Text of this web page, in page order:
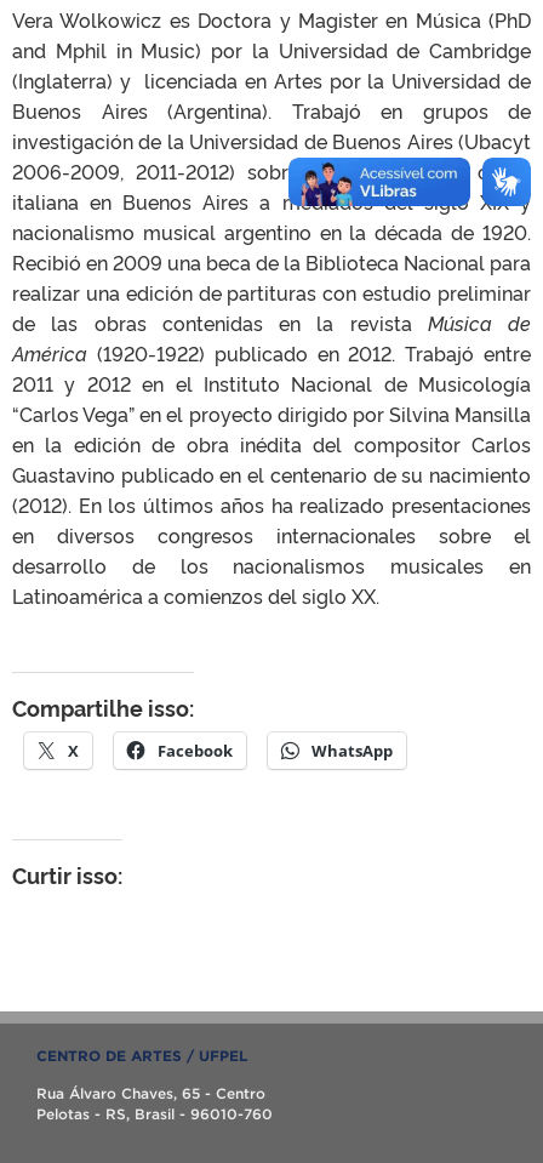
Vera Wolkowicz es Doctora y Magister en Música (PhD
and Mphil in Music) por la Universidad de Cambridge
(Inglaterra) y licenciada en Artes por la Universidad de
Buenos Aires (Argentina). Trabajó en grupos de
investigación de la Universidad de Buenos Aires (Ubacyt
2006-2009, 2011-2012) sobre recepción de la ópera
italiana en Buenos Aires a mediados del siglo XIX y
nacionalismo musical argentino en la década de 1920.
Recibió en 2009 una beca de la Biblioteca Nacional para
realizar una edición de partituras con estudio preliminar
de las obras contenidas en la revista Música de
América (1920-1922) publicado en 2012. Trabajó entre
2011 y 2012 en el Instituto Nacional de Musicología
“Carlos Vega” en el proyecto dirigido por Silvina Mansilla
en la edición de obra inédita del compositor Carlos
Guastavino publicado en el centenario de su nacimiento
(2012). En los últimos años ha realizado presentaciones
en diversos congresos internacionales sobre el
desarrollo de los nacionalismos musicales en
Latinoamérica a comienzos del siglo XX.
Compartilhe isso:
X Facebook WhatsApp
Curtir isso:
CENTRO DE ARTES / UFPEL
Rua Álvaro Chaves, 65 - Centro
Pelotas - RS, Brasil - 96010-760